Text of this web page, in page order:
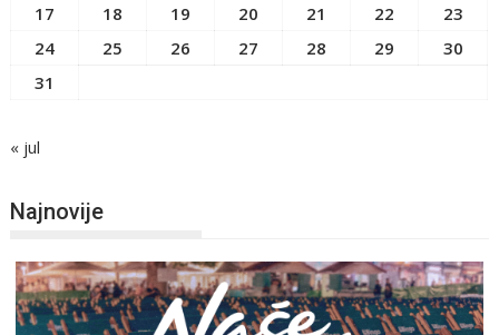
17
18 19 20 21 22
23
24
25 26 27 28 29
30
31
« jul
Najnovije